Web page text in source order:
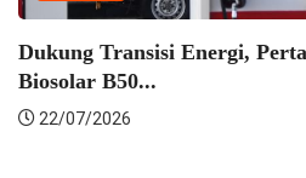
Salurkan